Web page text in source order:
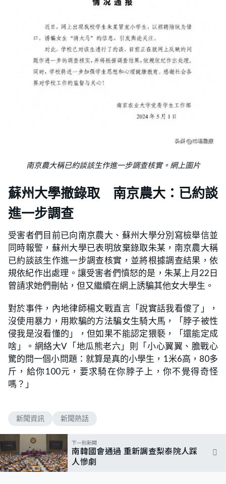
南京農大稱已約談該生作進一步調查核實。網上圖片
蘇州大學撤錄取 南京農大：已約談
進一步調查
受害者們目前已向南京農大、蘇州大學分別寫檢舉信並
同時報警，蘇州大學已表明放棄錄取朱某，南京農大稱
已約談該生作進一步調查核實，並將根據調查結果，依
規依紀作出處理。讓受害者們憤怒的是，朱某上月22日
曾請求她們刪帖，但又繼續在網上誘騙其他女大學生。
對於事件，內地律師楊文戰直言「說實話我看傻了」，
沒使用暴力，用欺騙的方法騙女生騎大馬，「脖子被性
侵我是沒看懂的」，但如果不能認定猥褻，「還能定成
啥」。網絡大V「地瓜熊老六」則「小心翼翼、膽戰心
驚的問一個小問題：就算是真的小學生，1米6高，80多
斤，給你100元，要求騎在你脖子上，你不覺得奇怪
嗎？」
新聞資訊 新聞熱話
下一則新聞
南韓國會通過 重新調查梨泰院人踩
人慘劇